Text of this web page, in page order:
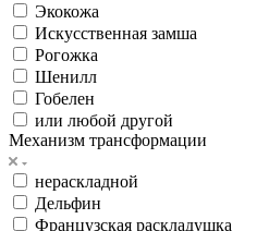
Экокожа
Искусственная замша
Рогожка
Шенилл
Гобелен
или любой другой
Механизм трансформации
нераскладной
Дельфин
Французская раскладушка